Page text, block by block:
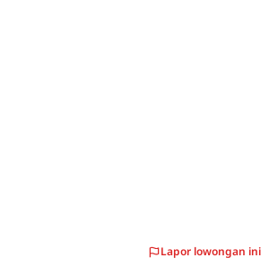
Lapor lowongan ini